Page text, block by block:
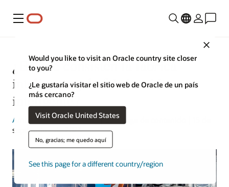
Menú
Would you like to visit an Oracle country site closer
to you?
¿Le gustaría visitar el sitio web de Oracle de un país
más cercano?
Visit Oracle United States
No, gracias; me quedo aquí
See this page for a different country/region
¿En qué consisten la fábrica
inteligente y la fabricación
inteligente?
Amber Biela-Weyenberg| Estratega de contenido | 15 de
septiembre de 2023